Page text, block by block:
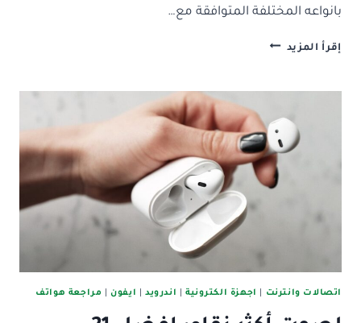
بانواعه المختلفة المتوافقة مع…
إقرأ المزيد افضل
بانك
للهواتف
واللابتوب
فى
السعودية
بالاسعار
اتصالات وانترنت اجهزة الكترونية اندرويد ايفون| مراجعة هواتف